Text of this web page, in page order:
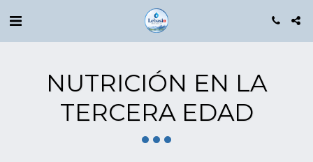
NUTRICIÓN EN LA
TERCERA EDAD